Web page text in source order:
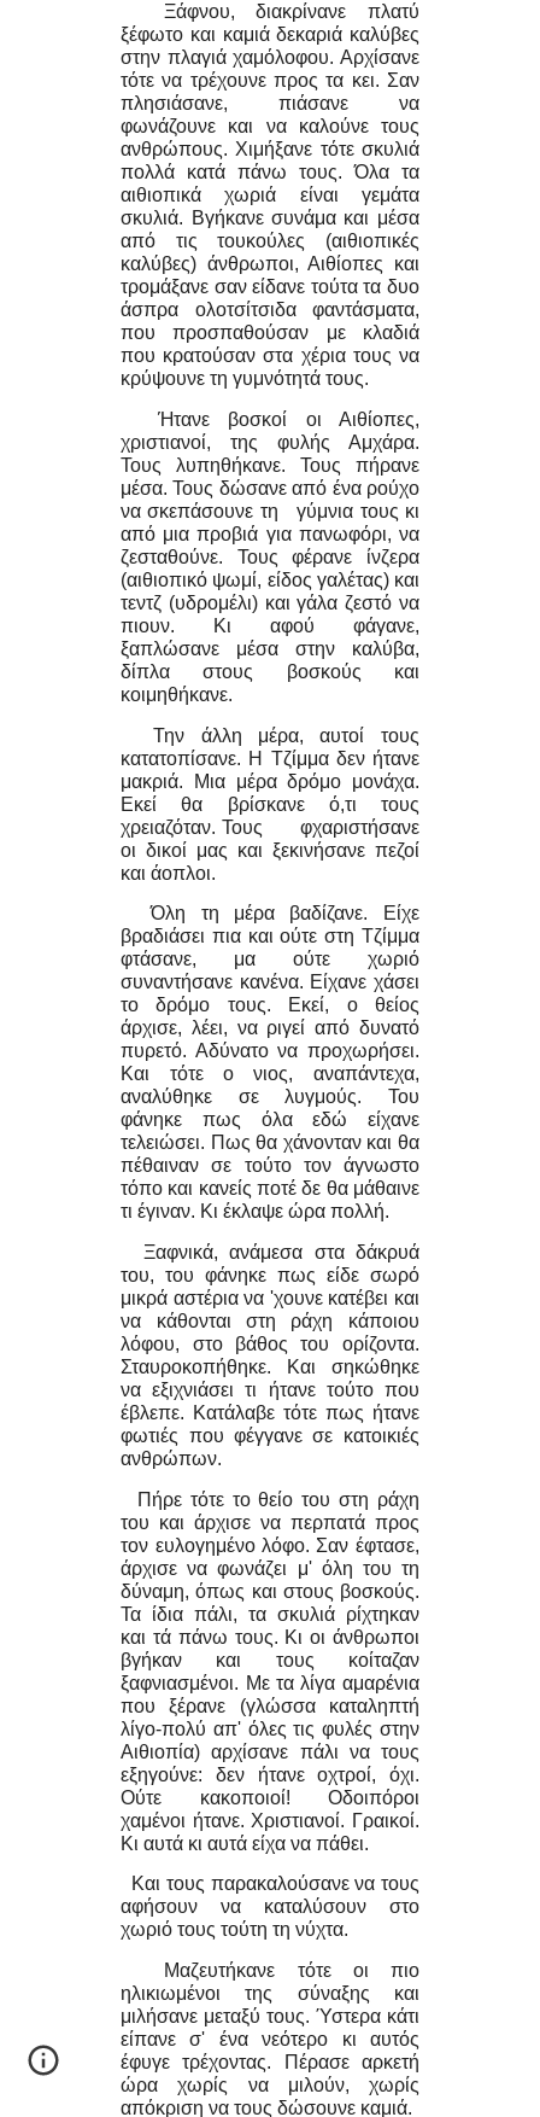
Ξάφνου, διακρίνανε πλατύ
ξέφωτο και καμιά δεκαριά καλύβες
στην πλαγιά χαμόλοφου. Αρχίσανε
τότε να τρέχουνε προς τα κει. Σαν
πλησιάσανε, πιάσανε να
φωνάζουνε και να καλούνε τους
ανθρώπους. Χιμήξανε τότε σκυλιά
πολλά κατά πάνω τους. Όλα τα
αιθιοπικά χωριά είναι γεμάτα
σκυλιά. Βγήκανε συνάμα και μέσα
από τις τουκούλες (αιθιοπικές
καλύβες) άνθρωποι, Αιθίοπες και
τρομάξανε σαν είδανε τούτα τα δυο
άσπρα ολοτσίτσιδα φαντάσματα,
που προσπαθούσαν με κλαδιά
που κρατούσαν στα χέρια τους να
κρύψουνε τη γυμνότητά τους.
Ήτανε βοσκοί οι Αιθίοπες,
χριστιανοί, της φυλής Αμχάρα.
Τους λυπηθήκανε. Τους πήρανε
μέσα. Τους δώσανε από ένα ρούχο
να σκεπάσουνε τη γύμνια τους κι
από μια προβιά για πανωφόρι, να
ζεσταθούνε. Τους φέρανε ίνζερα
(αιθιοπικό ψωμί, είδος γαλέτας) και
τεντζ (υδρομέλι) και γάλα ζεστό να
πιουν. Κι αφού φάγανε,
ξαπλώσανε μέσα στην καλύβα,
δίπλα στους βοσκούς και
κοιμηθήκανε.
Την άλλη μέρα, αυτοί τους
κατατοπίσανε. Η Τζίμμα δεν ήτανε
μακριά. Μια μέρα δρόμο μονάχα.
Εκεί θα βρίσκανε ό,τι τους
χρειαζόταν. Τους φχαριστήσανε
οι δικοί μας και ξεκινήσανε πεζοί
και άοπλοι.
Όλη τη μέρα βαδίζανε. Είχε
βραδιάσει πια και ούτε στη Τζίμμα
φτάσανε, μα ούτε χωριό
συναντήσανε κανένα. Είχανε χάσει
το δρόμο τους. Εκεί, ο θείος
άρχισε, λέει, να ριγεί από δυνατό
πυρετό. Αδύνατο να προχωρήσει.
Και τότε ο νιος, αναπάντεχα,
αναλύθηκε σε λυγμούς. Του
φάνηκε πως όλα εδώ είχανε
τελειώσει. Πως θα χάνονταν και θα
πέθαιναν σε τούτο τον άγνωστο
τόπο και κανείς ποτέ δε θα μάθαινε
τι έγιναν. Κι έκλαψε ώρα πολλή.
Ξαφνικά, ανάμεσα στα δάκρυά
του, του φάνηκε πως είδε σωρό
μικρά αστέρια να 'χουνε κατέβει και
να κάθονται στη ράχη κάποιου
λόφου, στο βάθος του ορίζοντα.
Σταυροκοπήθηκε. Και σηκώθηκε
να εξιχνιάσει τι ήτανε τούτο που
έβλεπε. Κατάλαβε τότε πως ήτανε
φωτιές που φέγγανε σε κατοικιές
ανθρώπων.
Πήρε τότε το θείο του στη ράχη
του και άρχισε να περπατά προς
τον ευλογημένο λόφο. Σαν έφτασε,
άρχισε να φωνάζει μ' όλη του τη
δύναμη, όπως και στους βοσκούς.
Τα ίδια πάλι, τα σκυλιά ρίχτηκαν
και τά πάνω τους. Κι οι άνθρωποι
βγήκαν και τους κοίταζαν
ξαφνιασμένοι. Με τα λίγα αμαρένια
που ξέρανε (γλώσσα καταληπτή
λίγο-πολύ απ' όλες τις φυλές στην
Αιθιοπία) αρχίσανε πάλι να τους
εξηγούνε: δεν ήτανε οχτροί, όχι.
Ούτε κακοποιοί! Οδοιπόροι
χαμένοι ήτανε. Χριστιανοί. Γραικοί.
Κι αυτά κι αυτά είχα να πάθει.
Και τους παρακαλούσανε να τους
αφήσουν να καταλύσουν στο
χωριό τους τούτη τη νύχτα.
Μαζευτήκανε τότε οι πιο
ηλικιωμένοι της σύναξης και
μιλήσανε μεταξύ τους. Ύστερα κάτι
είπανε σ' ένα νεότερο κι αυτός
έφυγε τρέχοντας. Πέρασε αρκετή
ώρα χωρίς να μιλούν, χωρίς
απόκριση να τους δώσουνε καμιά.